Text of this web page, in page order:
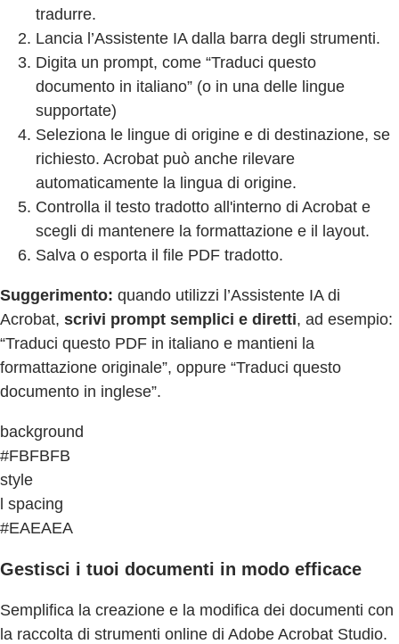
tradurre.
Lancia l’Assistente IA dalla barra degli strumenti.
Digita un prompt, come “Traduci questo
documento in italiano” (o in una delle lingue
supportate)
Seleziona le lingue di origine e di destinazione, se
richiesto. Acrobat può anche rilevare
automaticamente la lingua di origine.
Controlla il testo tradotto all'interno di Acrobat e
scegli di mantenere la formattazione e il layout.
Salva o esporta il file PDF tradotto.
Suggerimento: quando utilizzi l’Assistente IA di
Acrobat, scrivi prompt semplici e diretti, ad esempio:
“Traduci questo PDF in italiano e mantieni la
formattazione originale”, oppure “Traduci questo
documento in inglese”.
background
#FBFBFB
style
l spacing
#EAEAEA
Gestisci i tuoi documenti in modo efficace
Semplifica la creazione e la modifica dei documenti con
la raccolta di strumenti online di Adobe Acrobat Studio.